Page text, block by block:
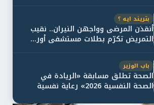
بتريند ايه ؟
أنقذن المرضى وواجهن النيران.. نقيب
التمريض تكرّم بطلات مستشفى أور...
باب الوزير
الصحة تطلق مسابقة «الريادة في
الصحة النفسية 2026» رعاية نفسية